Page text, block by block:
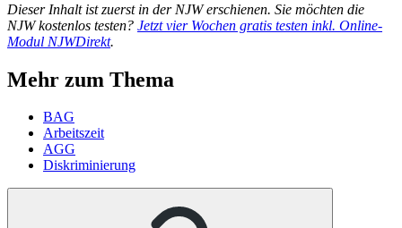
Dieser Inhalt ist zuerst in der NJW erschienen. Sie möchten die
NJW kostenlos testen? Jetzt vier Wochen gratis testen inkl. Online-
Modul NJWDirekt.
Mehr zum Thema
BAG
Arbeitszeit
AGG
Diskriminierung